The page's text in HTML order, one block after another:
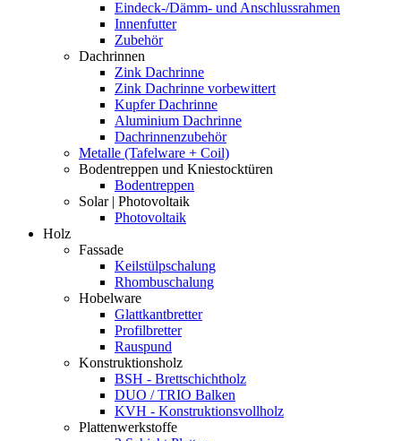
Eindeck-/Dämm- und Anschlussrahmen
Innenfutter
Zubehör
Dachrinnen
Zink Dachrinne
Zink Dachrinne vorbewittert
Kupfer Dachrinne
Aluminium Dachrinne
Dachrinnenzubehör
Metalle (Tafelware + Coil)
Bodentreppen und Kniestocktüren
Bodentreppen
Solar | Photovoltaik
Photovoltaik
Holz
Fassade
Keilstülpschalung
Rhombuschalung
Hobelware
Glattkantbretter
Profilbretter
Rauspund
Konstruktionsholz
BSH - Brettschichtholz
DUO / TRIO Balken
KVH - Konstruktionsvollholz
Plattenwerkstoffe